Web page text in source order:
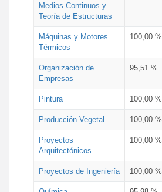
Medios Continuos y
Teoría de Estructuras
Máquinas y Motores
Térmicos
100,00 %
Organización de
Empresas
95,51 %
Pintura 100,00 %
Producción Vegetal 100,00 %
Proyectos
Arquitectónicos
100,00 %
Proyectos de Ingeniería 100,00 %